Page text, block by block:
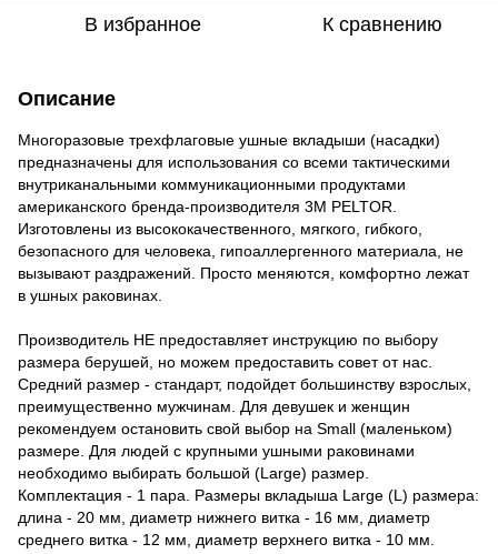
В избранное К сравнению
Описание
Многоразовые трехфлаговые ушные вкладыши (насадки)
предназначены для использования со всеми тактическими
внутриканальными коммуникационными продуктами
американского бренда-производителя 3М PELTOR.
Изготовлены из высококачественного, мягкого, гибкого,
безопасного для человека, гипоаллергенного материала, не
вызывают раздражений. Просто меняются, комфортно лежат
в ушных раковинах.
Производитель НЕ предоставляет инструкцию по выбору
размера берушей, но можем предоставить совет от нас.
Средний размер - стандарт, подойдет большинству взрослых,
преимущественно мужчинам. Для девушек и женщин
рекомендуем остановить свой выбор на Small (маленьком)
размере. Для людей с крупными ушными раковинами
необходимо выбирать большой (Large) размер.
Комплектация - 1 пара. Размеры вкладыша Large (L) размера:
длина - 20 мм, диаметр нижнего витка - 16 мм, диаметр
среднего витка - 12 мм, диаметр верхнего витка - 10 мм.